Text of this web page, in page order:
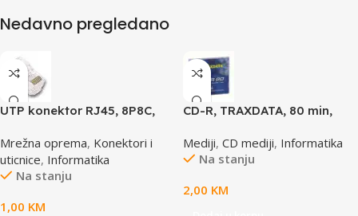
Nedavno pregledano
UTP konektor RJ45, 8P8C,
Mrežna oprema, Konektori i
uticnice, Informatika
Na stanju
1,00 KM
CD-R, TRAXDATA, 80 min,
Mediji, CD mediji, Informatika
Na stanju
2,00 KM